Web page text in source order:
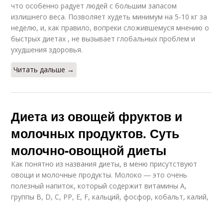
что особенно радует людей с большим запасом
излишнего веса. Позволяет худеть минимум на 5-10 кг за
неделю, и, как правило, вопреки сложившемуся мнению о
быстрых диетах , не вызывает глобальных проблем и
ухудшения здоровья.
Читать дальше →
Диета из овощей фруктов и
молочных продуктов. Суть
молочно-овощной диеты
Как понятно из названия диеты, в меню присутствуют
овощи и молочные продукты. Молоко ― это очень
полезный напиток, который содержит витамины А,
группы В, D, С, РР, Е, F, кальций, фосфор, кобальт, калий,